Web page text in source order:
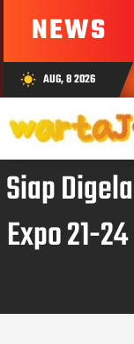
NEWS
wb_sunny AUG, 8 2026
Siap
Expo 21-